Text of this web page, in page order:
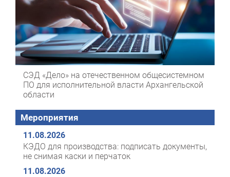
СЭД «Дело» на отечественном общесистемном
ПО для исполнительной власти Архангельской
области
Мероприятия
11.08.2026
КЭДО для производства: подписать документы,
не снимая каски и перчаток
11.08.2026